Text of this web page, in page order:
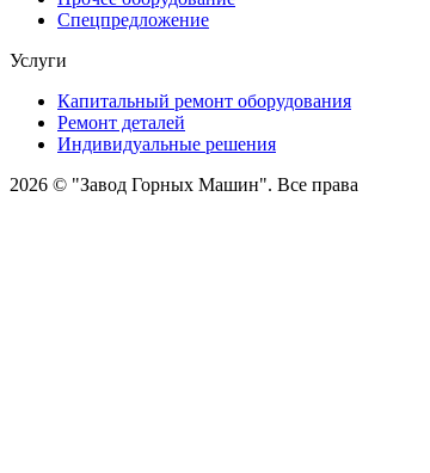
Спецпредложение
Услуги
Капитальный ремонт оборудования
Ремонт деталей
Индивидуальные решения
2026 © "Завод Горных Машин". Все права